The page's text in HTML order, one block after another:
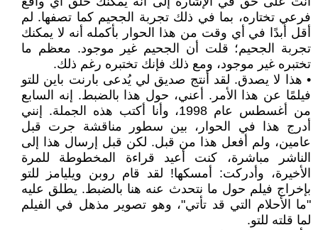
فرعي تختاره، بما في ذلك تجربة الجحيم كما تصفها. لم
أقل أبدًا في أي وقت من هذا الحوار بأكمله أنه لا يمكنك
تجربة الجحيم؛ قلت أن الجحيم غير موجود. معظم ما
تختبره غير موجود، ومع ذلك فإنك تختبره رغم ذلك.
• هذا لا يصدق. لقد أنتج صديق لي يُدعى بارنت باين للتو
فيلمًا عن هذا الأمر. أعني، حول هذا بالضبط. إنه السابع
من أغسطس عام 1998، وأنا أكتب هذه الجملة. إنني
أدرج هذا في الحوار، بين سطور مناقشة جرت قبل
عامين، ولم أفعل هذا من قبل. لكن قبل إرسال هذا إلى
الناشر مباشرة، كنت أعيد قراءة المخطوطة للمرة
الأخيرة، وأدركت: أمسكها! لقد قام روبن ويليامز للتو
بإخراج فيلم حول ما نتحدث عنه هنا بالضبط. يطلق عليه
"ما الأحلام التي قد تأتي"، وهو تصوير مذهل في الفيلم
لما قلته للتو.